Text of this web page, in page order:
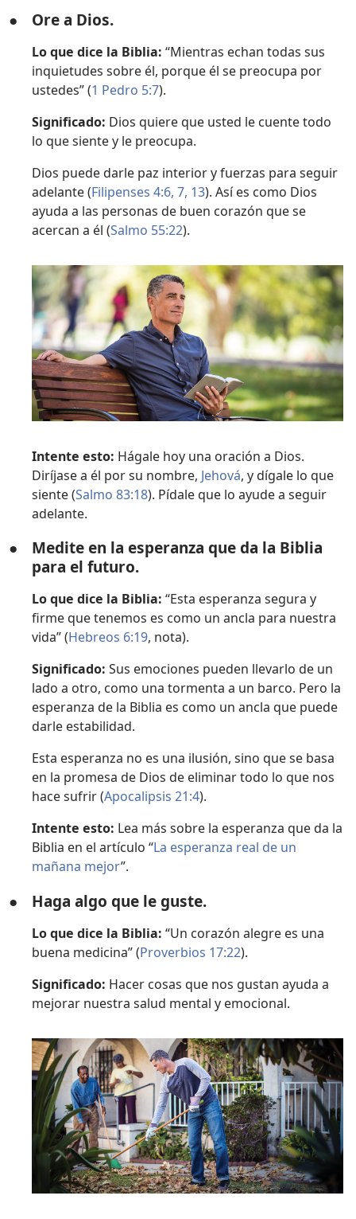
● Ore a Dios.
Lo que dice la Biblia: “Mientras echan todas sus
inquietudes sobre él, porque él se preocupa por
ustedes” (1 Pedro 5:7).
Significado: Dios quiere que usted le cuente todo
lo que siente y le preocupa.
Dios puede darle paz interior y fuerzas para seguir
adelante (Filipenses 4:6, 7, 13). Así es como Dios
ayuda a las personas de buen corazón que se
acercan a él (Salmo 55:22).
Intente esto: Hágale hoy una oración a Dios.
Diríjase a él por su nombre, Jehová, y dígale lo que
siente (Salmo 83:18). Pídale que lo ayude a seguir
adelante.
●
Medite en la esperanza que da la Biblia
para el futuro.
Lo que dice la Biblia: “Esta esperanza segura y
firme que tenemos es como un ancla para nuestra
vida” (Hebreos 6:19, nota).
Significado: Sus emociones pueden llevarlo de un
lado a otro, como una tormenta a un barco. Pero la
esperanza de la Biblia es como un ancla que puede
darle estabilidad.
Esta esperanza no es una ilusión, sino que se basa
en la promesa de Dios de eliminar todo lo que nos
hace sufrir (Apocalipsis 21:4).
Intente esto: Lea más sobre la esperanza que da la
Biblia en el artículo “La esperanza real de un
mañana mejor”.
● Haga algo que le guste.
Lo que dice la Biblia: “Un corazón alegre es una
buena medicina” (Proverbios 17:22).
Significado: Hacer cosas que nos gustan ayuda a
mejorar nuestra salud mental y emocional.